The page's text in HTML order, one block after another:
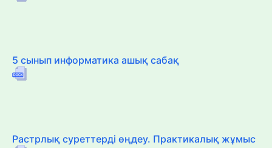
5 сынып информатика ашық сабақ
Растрлық суреттерді өңдеу. Практикалық жұмыс